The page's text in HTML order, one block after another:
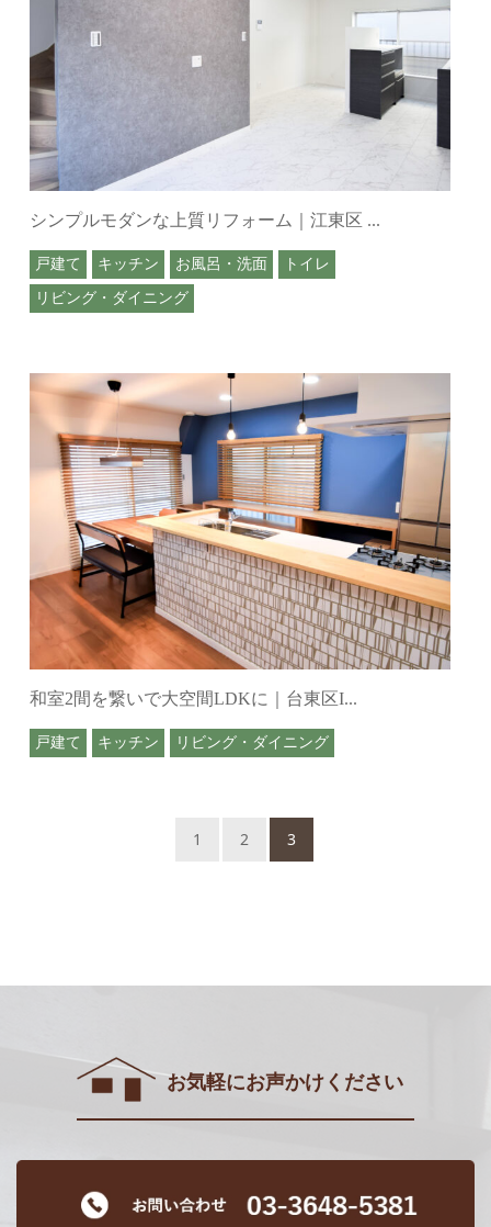
シンプルモダンな上質リフォーム｜江東区 ...
戸建て キッチン お風呂・洗面
トイレ
リビング・ダイニング
和室2間を繋いで大空間LDKに｜台東区I...
戸建て キッチン リビング・ダイニング
1 2 3
お気軽にお声かけください